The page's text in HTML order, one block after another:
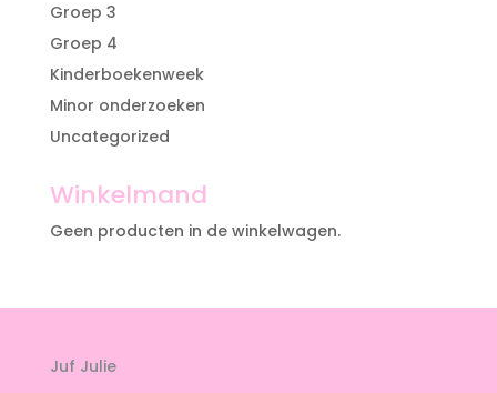
Groep 3
Groep 4
Kinderboekenweek
Minor onderzoeken
Uncategorized
Winkelmand
Geen producten in de winkelwagen.
Juf Julie